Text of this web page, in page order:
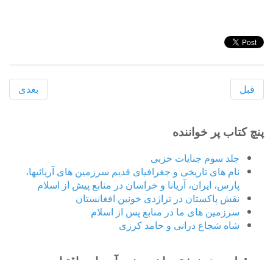
قبل بعدی
پنچ کتاب پر خواننده
جلد سوم جنایات حزبی
نام های تاریخی و جغرافیای قدیم سرزمین های آریائیها،
پارس، ایران، آریانا و خراسان در منابع پیش از اسلام
نقش پاکستان در تراژدی خونین افغانستان
سرزمین های ما در منابع پس از اسلام
شاه شجاع درانی و حامد کرزی